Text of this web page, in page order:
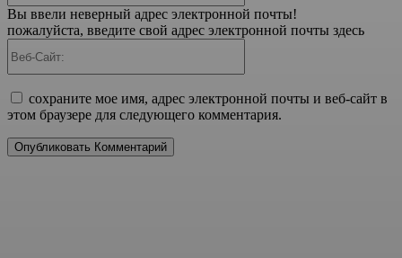
Вы ввели неверный адрес электронной почты!
пожалуйста, введите свой адрес электронной почты здесь
сохраните мое имя, адрес электронной почты и веб-сайт в
этом браузере для следующего комментария.